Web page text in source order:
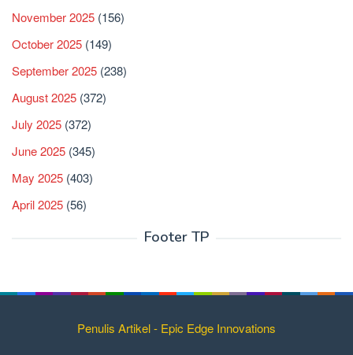
November 2025 (156)
October 2025 (149)
September 2025 (238)
August 2025 (372)
July 2025 (372)
June 2025 (345)
May 2025 (403)
April 2025 (56)
Footer TP
Penulis Artikel - Epic Edge Innovations